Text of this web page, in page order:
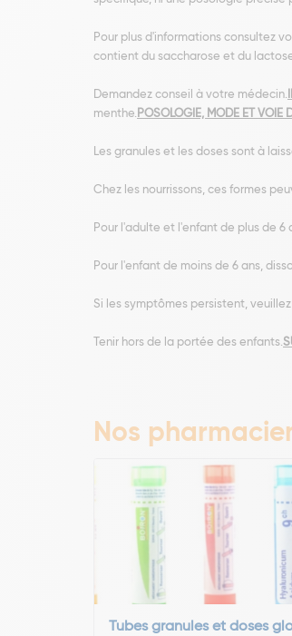
Pour plus d'informations consultez
contient du saccharose et du
Demandez conseil à votre médecin.
menthe. POSOLOGIE, MODE ET VOIE
Les granules et les doses sont à
Chez les nourrissons, ces formes
Pour l'adulte et l'enfant de plus de 6
Pour l'enfant de moins de 6 ans,
Si les symptômes persistent,
Tenir hors de la portée des enfants.
Nos
Tubes granules et doses